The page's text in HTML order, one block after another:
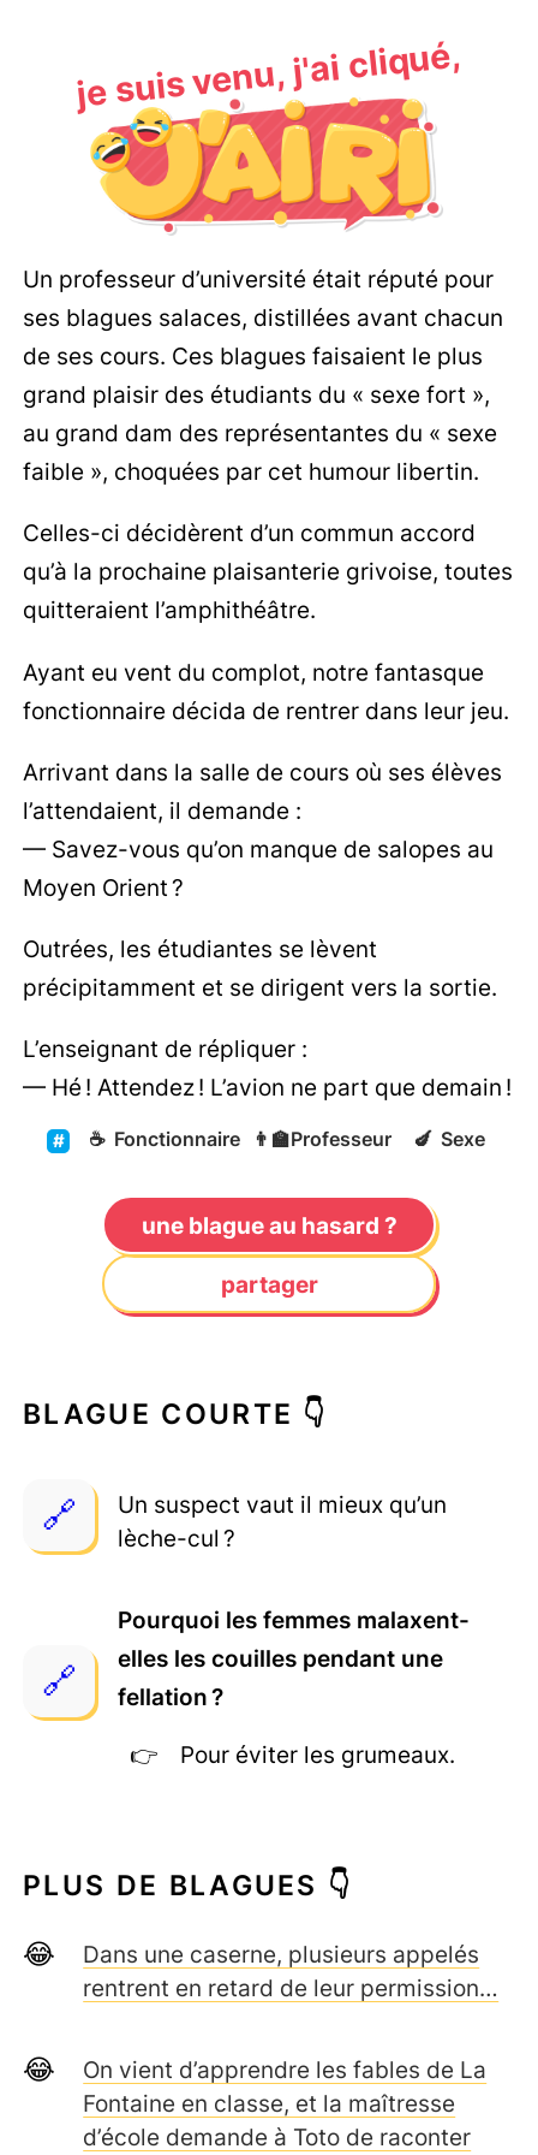
je suis venu, j'ai cliqué,
Un professeur d’université était réputé pour
ses blagues salaces, distillées avant chacun
de ses cours. Ces blagues faisaient le plus
grand plaisir des étudiants du « sexe fort »,
au grand dam des représentantes du « sexe
faible », choquées par cet humour libertin.
Celles-ci décidèrent d’un commun accord
qu’à la prochaine plaisanterie grivoise, toutes
quitteraient l’amphithéâtre.
Ayant eu vent du complot, notre fantasque
fonctionnaire décida de rentrer dans leur jeu.
Arrivant dans la salle de cours où ses élèves
l’attendaient, il demande :
— Savez-vous qu’on manque de salopes au
Moyen Orient ?
Outrées, les étudiantes se lèvent
précipitamment et se dirigent vers la sortie.
L’enseignant de répliquer :
— Hé ! Attendez ! L’avion ne part que demain !
☕ Fonctionnaire 👨‍🏫Professeur 🍆 Sexe
une blague au hasard ?
partager
BLAGUE COURTE 👇
Un suspect vaut il mieux qu’un
lèche-cul ?
Pourquoi les femmes malaxent-
elles les couilles pendant une
fellation ?
Pour éviter les grumeaux.
PLUS DE BLAGUES 👇
Dans une caserne, plusieurs appelés
rentrent en retard de leur permission…
On vient d’apprendre les fables de La
Fontaine en classe, et la maîtresse
d’école demande à Toto de raconter